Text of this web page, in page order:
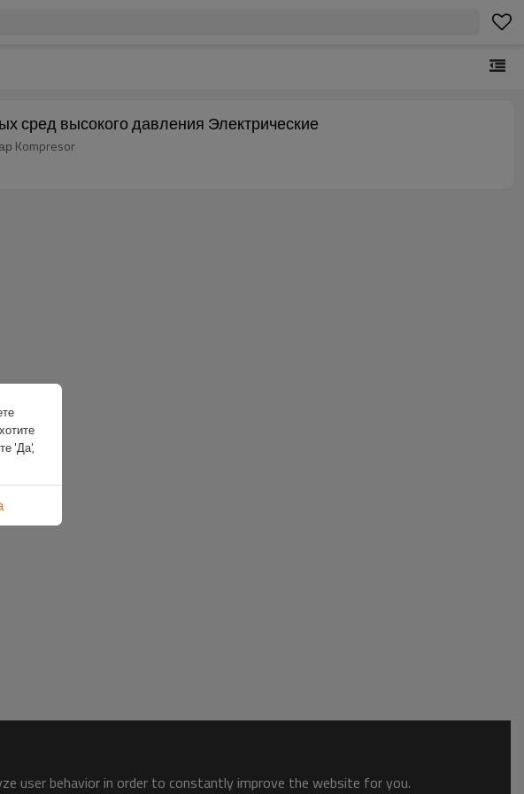
сред высокого давления Электрические
Kompresor
user behavior in order to constantly improve the website for you.
'Да',